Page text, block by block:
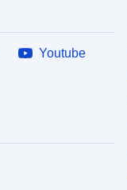
Youtube